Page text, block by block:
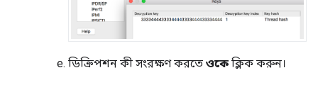
ডিক্রিপশন কী সংরক্ষণ করতে ওকে ক্লিক করুন।